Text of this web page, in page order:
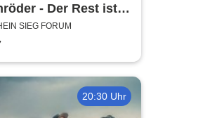
- Der Rest ist
SIEG FORUM
20:30 Uhr